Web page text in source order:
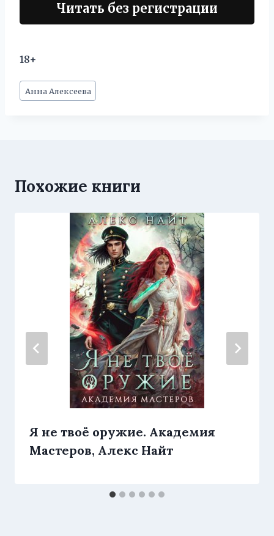
Читать без регистрации
18+
Метки
записи:
Анна Алексеева
Похожие книги
Я не твоё оружие. Академия
Мастеров, Алекс Найт